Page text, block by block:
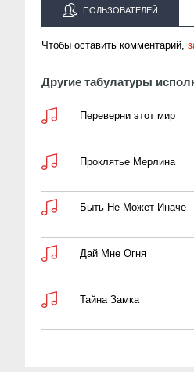
ПОЛЬЗОВАТЕЛЕЙ
Чтобы оставить комментарий,
Другие табулатуры
Переверни этот мир
Проклятье Мерлина
Быть Не Может Иначе
Дай Мне Огня
Тайна Замка